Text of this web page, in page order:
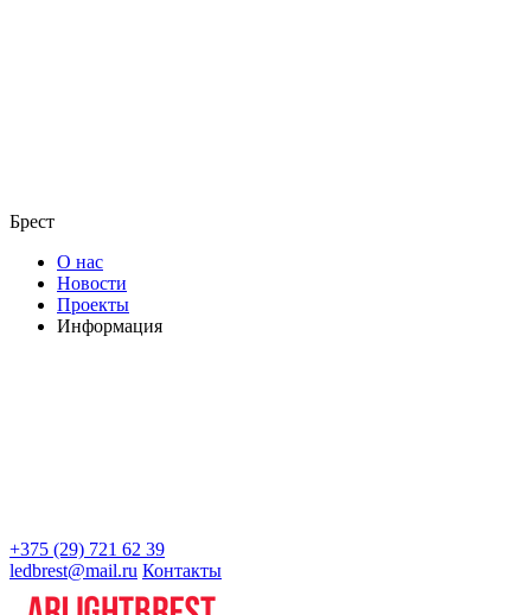
Брест
О нас
Новости
Проекты
Информация
+375 (29) 721 62 39
ledbrest@mail.ru Контакты